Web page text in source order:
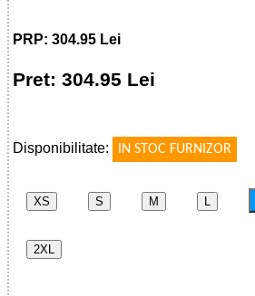
PRP: 304.95 Lei
Pret: 304.95 Lei
Disponibilitate:
IN STOC FURNIZOR
XS S M
2XL